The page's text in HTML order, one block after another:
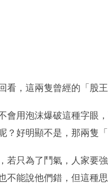
看，這兩隻曾經的「股
會用泡沫爆破這種字眼
？好明顯不是，那兩隻
若只為了鬥氣，人家要
不能說他們錯，但這種